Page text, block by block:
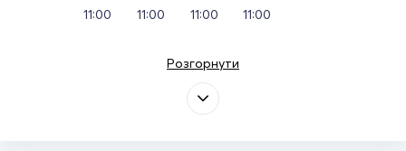
11:00 11:00 11:00 11:00
Розгорнути